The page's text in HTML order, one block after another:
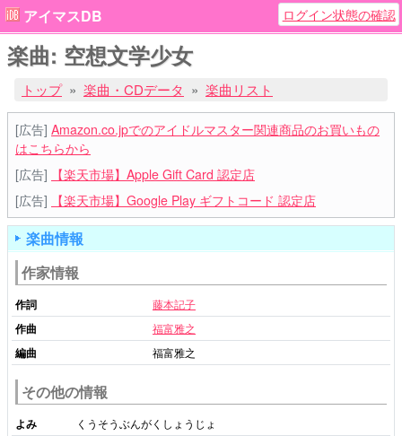
アイマスDB ログイン状態の確認
楽曲: 空想文学少女
トップ 楽曲・CDデータ 楽曲リスト
[広告] Amazon.co.jpでのアイドルマスター関連商品のお買いもの
はこちらから
[広告]
【楽天市場】Apple Gift Card 認定店
[広告]
【楽天市場】Google Play ギフトコード 認定店
楽曲情報
作家情報
作詞 藤本記子
作曲 福富雅之
編曲 福富雅之
その他の情報
よみ くうそうぶんがくしょうじょ